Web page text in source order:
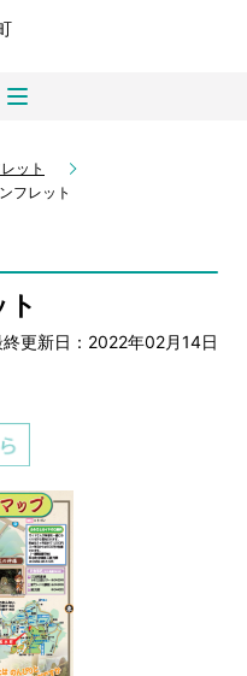
ット
フレット
終更新日：2022年02月14日